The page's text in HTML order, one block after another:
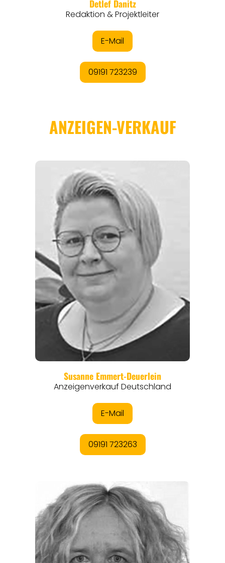
REGIONEN
ORTE
EVENTS
REISEFÜHRER
REISEMAGAZINE
ANGEBOTE